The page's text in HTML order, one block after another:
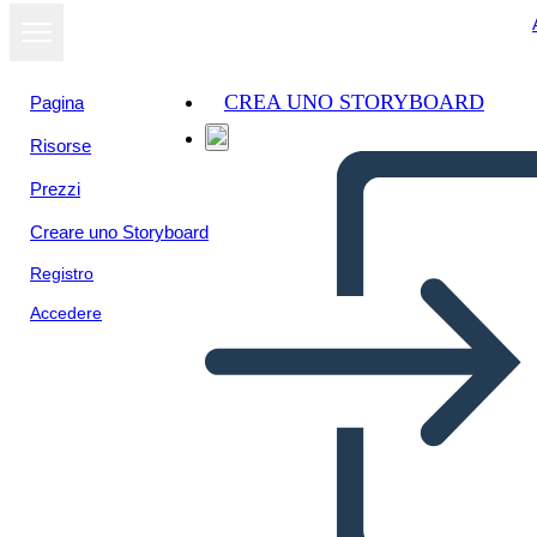
Pagina
Risorse
Prezzi
Creare uno Storyboard
Registro
Accedere
CREA UNO STORYBOARD